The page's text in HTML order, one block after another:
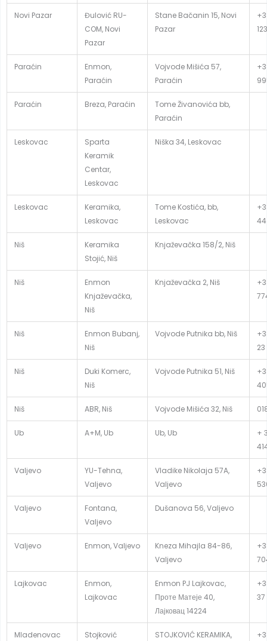
Novi Pazar
Đulović RU-
COM, Novi
Pazar
Stane Bačanin 15, Novi
Pazar
123
Paraćin
Enmon,
Paraćin
Vojvode Mišića 57,
Paraćin
Paraćin Breza, Paraćin
Tome Živanovića bb,
Paraćin
Leskovac
Sparta
Keramik
Centar,
Leskovac
Niška 34, Leskovac
Leskovac
Keramika,
Leskovac
Tome Kostića, bb,
Leskovac
Niš
Keramika
Stojić, Niš
Knjaževačka 158/2, Niš
Niš
Enmon
Knjaževačka,
Niš
Knjaževačka 2, Niš
Niš
Enmon Bubanj,
Niš
Vojvode Putnika bb, Niš
Niš
Duki Komerc,
Niš
Vojvode Putnika 51, Niš
Niš ABR, Niš Vojvode Mišića 32, Niš
Ub A+M, Ub Ub, Ub
+
Valjevo
YU-Tehna,
Valjevo
Vladike Nikolaja 57A,
Valjevo
Valjevo
Fontana,
Valjevo
Dušanova 56, Valjevo
Valjevo Enmon, Valjevo
Kneza Mihajla 84-86,
Valjevo
Lajkovac
Enmon,
Lajkovac
Enmon PJ Lajkovac,
Проте Матеје 40,
Лајковац 14224
37
Mladenovac
Stojković
STOJKOVIĆ KERAMIKA,